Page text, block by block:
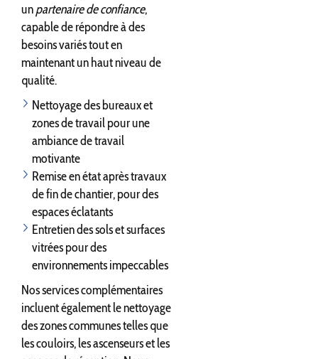
unpartenaire de confiance,
capable de répondre à des
besoins variés tout en
maintenant un haut niveau de
qualité.
Nettoyage des bureaux et
zones de travail pour une
ambiance de travail
motivante
Remise en état après travaux
de fin de chantier, pour des
espaces éclatants
Entretien des sols et surfaces
vitrées pour des
environnements impeccables
Nos services complémentaires
incluent également le nettoyage
des zones communes telles que
les couloirs, les ascenseurs et les